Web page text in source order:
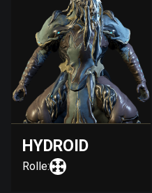
HYDROID
Rolle: